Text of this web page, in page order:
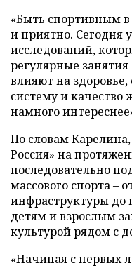
«Быть спортивным
и приятно. Сегодня
исследований,
регулярные
влияют на
систему и
намного
По словам
Россия» на
последовательно
массового спорта –
инфраструктуры
детям и взрослым
культурой рядом с
«Начиная с первых